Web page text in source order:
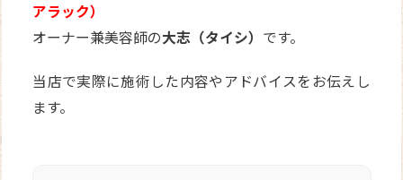
アラック）
オーナー兼美容師の大志（タイシ） です。
当店で実際に施術した内容やアドバイスをお伝えし
ます。